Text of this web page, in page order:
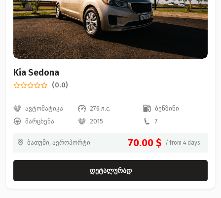
Kia Sedona
(0.0)
ავტომატიკა 276 л.с.
ბენზინი
მარცხენა
2015 7
ბათუმი, აეროპორტი 70.00 $ / from 4 days
დეტალურად